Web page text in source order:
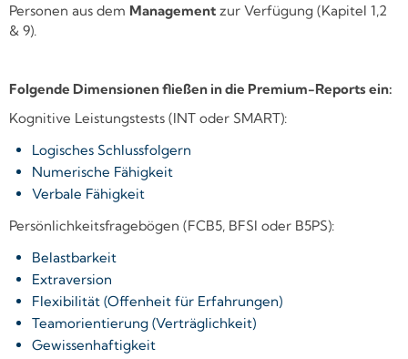
Personen aus dem Management zur Verfügung (Kapitel 1,2
& 9).
Folgende Dimensionen fließen in die Premium-Reports ein:
Kognitive Leistungstests (INT oder SMART):
Logisches Schlussfolgern
Numerische Fähigkeit
Verbale Fähigkeit
Persönlichkeitsfragebögen (FCB5, BFSI oder B5PS):
Belastbarkeit
Extraversion
Flexibilität (Offenheit für Erfahrungen)
Teamorientierung (Verträglichkeit)
Gewissenhaftigkeit